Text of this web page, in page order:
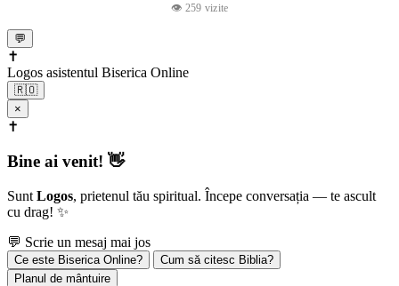
👁 259 vizite
💬
✝️
Logos asistentul Biserica Online
🇷🇴
×
✝️
Bine ai venit! 👋
Sunt Logos, prietenul tău spiritual. Începe conversația — te ascult
cu drag! ✨
💬 Scrie un mesaj mai jos
Ce este Biserica Online?
Cum să citesc Biblia?
Planul de mântuire